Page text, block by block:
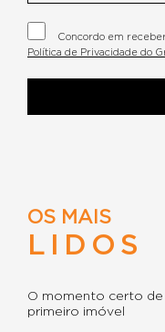
Concordo em
Política de Privacidade do
OS MAIS
LIDOS
O momento certo de
primeiro imóvel